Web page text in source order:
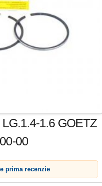
1.6 GOETZ
00
prima recenzie